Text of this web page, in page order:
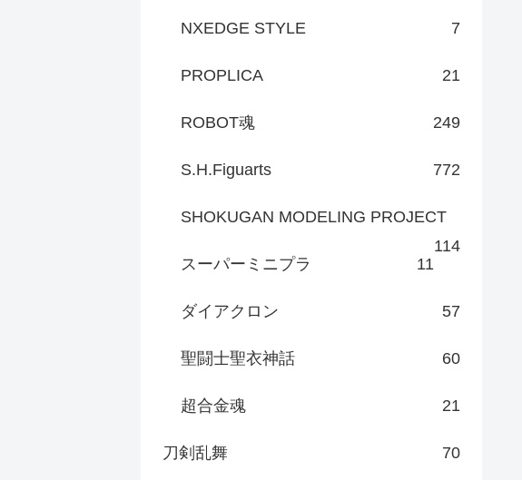
NXEDGE STYLE 7
PROPLICA 21
ROBOT魂 249
S.H.Figuarts 772
SHOKUGAN MODELING PROJECT
114
スーパーミニプラ
11
ダイアクロン 57
聖闘士聖衣神話 60
超合金魂 21
刀剣乱舞 70